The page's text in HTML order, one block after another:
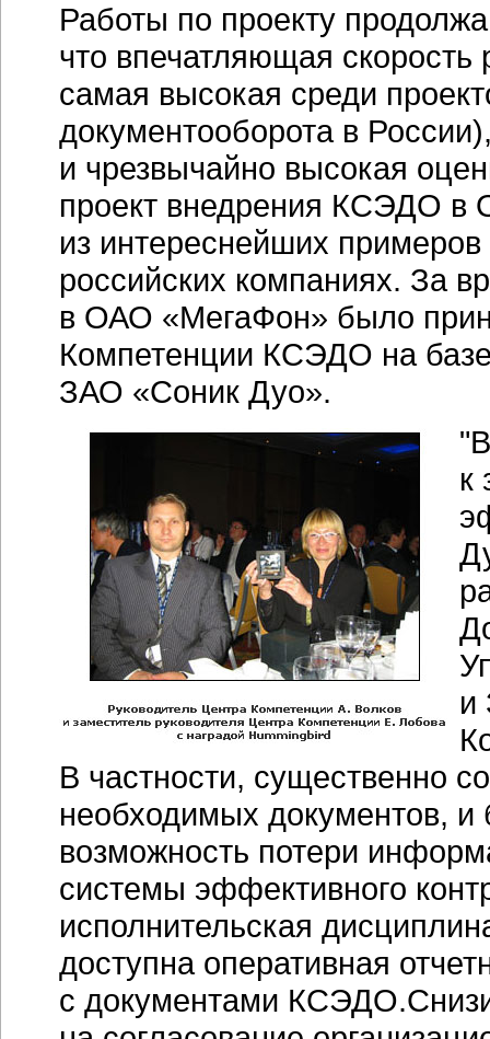
Работы по проекту
что впечатляющая
самая высокая среди
документооборота в
и чрезвычайно высокая
проект внедрения КСЭДО
из интереснейших
российских компаниях. За
в ОАО «МегаФон» было
Компетенции КСЭДО на базе
ЗАО «Соник Дуо».
к
и
В частности, существенно
необходимых документов,
возможность потери
системы эффективного
исполнительская
доступна оперативная
с документами